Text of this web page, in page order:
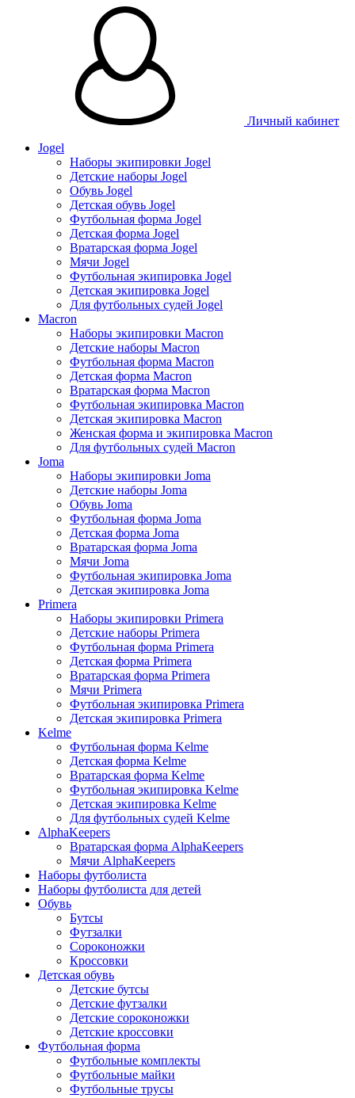
Личный кабинет
Jogel
Наборы экипировки Jogel
Детские наборы Jogel
Обувь Jogel
Детская обувь Jogel
Футбольная форма Jogel
Детская форма Jogel
Вратарская форма Jogel
Мячи Jogel
Футбольная экипировка Jogel
Детская экипировка Jogel
Для футбольных судей Jogel
Macron
Наборы экипировки Macron
Детские наборы Macron
Футбольная форма Macron
Детская форма Macron
Вратарская форма Macron
Футбольная экипировка Macron
Детская экипировка Macron
Женская форма и экипировка Macron
Для футбольных судей Macron
Joma
Наборы экипировки Joma
Детские наборы Joma
Обувь Joma
Футбольная форма Joma
Детская форма Joma
Вратарская форма Joma
Мячи Joma
Футбольная экипировка Joma
Детская экипировка Joma
Primera
Наборы экипировки Primera
Детские наборы Primera
Футбольная форма Primera
Детская форма Primera
Вратарская форма Primera
Мячи Primera
Футбольная экипировка Primera
Детская экипировка Primera
Kelme
Футбольная форма Kelme
Детская форма Kelme
Вратарская форма Kelme
Футбольная экипировка Kelme
Детская экипировка Kelme
Для футбольных судей Kelme
AlphaKeepers
Вратарская форма AlphaKeepers
Мячи AlphaKeepers
Наборы футболиста
Наборы футболиста для детей
Обувь
Бутсы
Футзалки
Сороконожки
Кроссовки
Детская обувь
Детские бутсы
Детские футзалки
Детские сороконожки
Детские кроссовки
Футбольная форма
Футбольные комплекты
Футбольные майки
Футбольные трусы